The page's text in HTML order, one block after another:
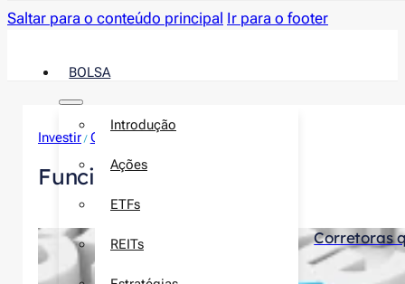
Saltar para o conteúdo principal Ir para o footer
BOLSA
Introdução
Ações
ETFs
REITs
Investir / Corretoras
Funcionalidades
Corretoras